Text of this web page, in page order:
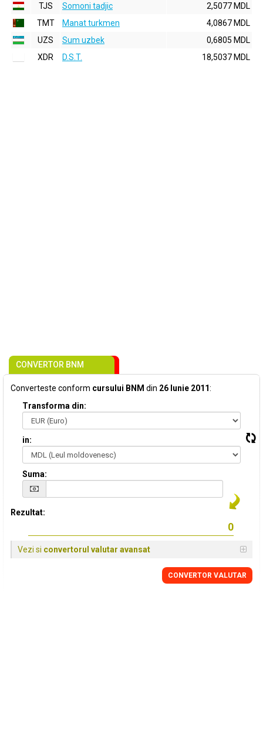
TJS
Somoni tadjic
2,5077 MDL
TMT
Manat turkmen
4,0867 MDL
UZS
Sum uzbek
0,6805 MDL
XDR
D.S.T. 18,5037 MDL
CONVERTOR BNM
Converteste conform cursului BNM din 26 Iunie 2011:
Transforma din:
in:
Suma:
Rezultat:
Vezi si convertorul valutar avansat
CONVERTOR VALUTAR